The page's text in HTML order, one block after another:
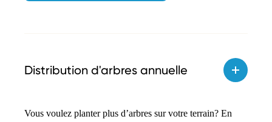
Distribution d'arbres annuelle
Vous voulez planter plus d’arbres sur votre terrain? En